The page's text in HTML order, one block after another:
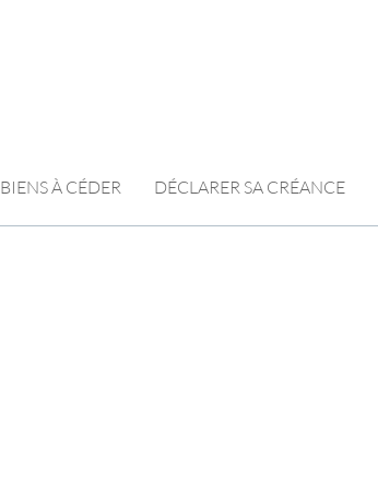
BIENS À CÉDER DÉCLARER SA CRÉANCE